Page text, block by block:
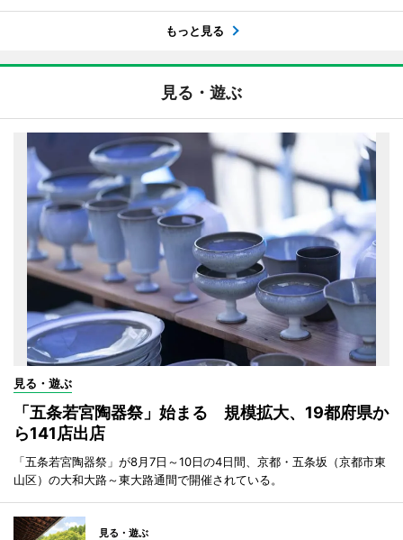
もっと見る
見る・遊ぶ
見る・遊ぶ
「五条若宮陶器祭」始まる 規模拡大、19都府県か
ら141店出店
「五条若宮陶器祭」が8月7日～10日の4日間、京都・五条坂（京都市東
山区）の大和大路～東大路通間で開催されている。
見る・遊ぶ